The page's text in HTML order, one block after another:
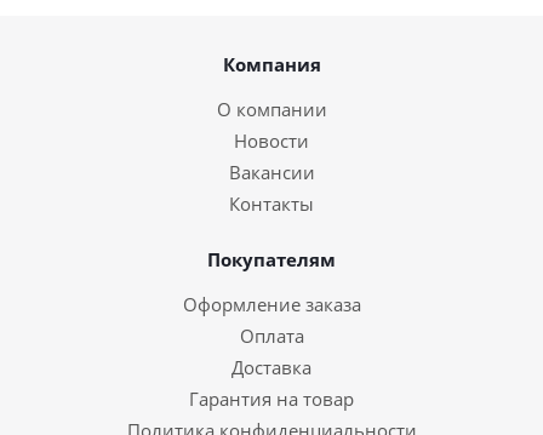
Компания
О компании
Новости
Вакансии
Контакты
Покупателям
Оформление заказа
Оплата
Доставка
Гарантия на товар
Политика конфиденциальности